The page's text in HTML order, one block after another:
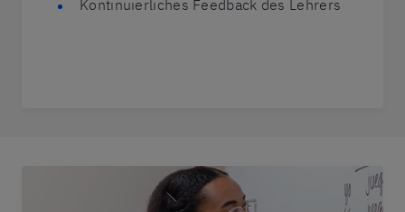
Kontinuierliches Feedback des Lehrers